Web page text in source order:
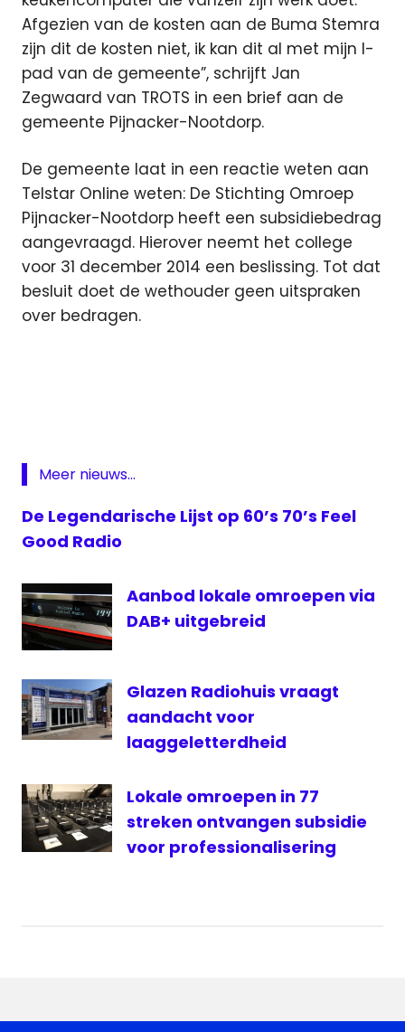
Afgezien van de kosten aan de Buma Stemra
zijn dit de kosten niet, ik kan dit al met mijn I-
pad van de gemeente”, schrijft Jan
Zegwaard van TROTS in een brief aan de
gemeente Pijnacker-Nootdorp.
De gemeente laat in een reactie weten aan
Telstar Online weten: De Stichting Omroep
Pijnacker-Nootdorp heeft een subsidiebedrag
aangevraagd. Hierover neemt het college
voor 31 december 2014 een beslissing. Tot dat
besluit doet de wethouder geen uitspraken
over bedragen.
Radio
lokale
omroep
medianieuws
Nootdorp
OLON
Radio
Excellent
TROTS
Meer nieuws...
De Legendarische Lijst op 60’s 70’s Feel
Good Radio
Aanbod lokale omroepen via
DAB+ uitgebreid
Glazen Radiohuis vraagt
aandacht voor
laaggeletterdheid
Lokale omroepen in 77
streken ontvangen subsidie
voor professionalisering